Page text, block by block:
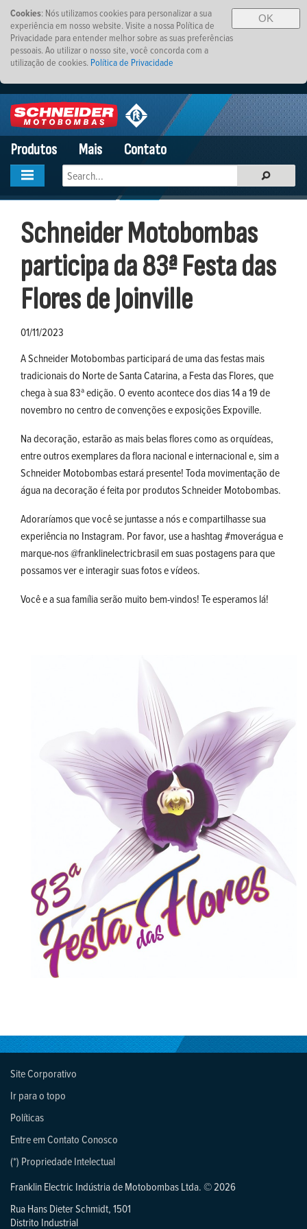
OK
Cookies: Nós utilizamos cookies para personalizar a sua
experiência em nosso website. Visite a nossa Política de
Privacidade para entender melhor sobre as suas preferências
pessoais. Ao utilizar o nosso site, você concorda com a
utilização de cookies. Política de Privacidade
Produtos Mais Contato
Schneider Motobombas
participa da 83ª Festa das
Flores de Joinville
01/11/2023
A Schneider Motobombas participará de uma das festas mais
tradicionais do Norte de Santa Catarina, a Festa das Flores, que
chega à sua 83ª edição. O evento acontece dos dias 14 a 19 de
novembro no centro de convenções e exposições Expoville.
Na decoração, estarão as mais belas flores como as orquídeas,
entre outros exemplares da flora nacional e internacional e, sim a
Schneider Motobombas estará presente! Toda movimentação de
água na decoração é feita por produtos Schneider Motobombas.
Adoraríamos que você se juntasse a nós e compartilhasse sua
experiência no Instagram. Por favor, use a hashtag #moverágua e
marque-nos @franklinelectricbrasil em suas postagens para que
possamos ver e interagir suas fotos e vídeos.
Você e a sua família serão muito bem-vindos! Te esperamos lá!
Site Corporativo
Ir para o topo
Políticas
Entre em Contato Conosco
(*) Propriedade Intelectual
Franklin Electric Indústria de Motobombas Ltda. © 2026
Rua Hans Dieter Schmidt, 1501
Distrito Industrial